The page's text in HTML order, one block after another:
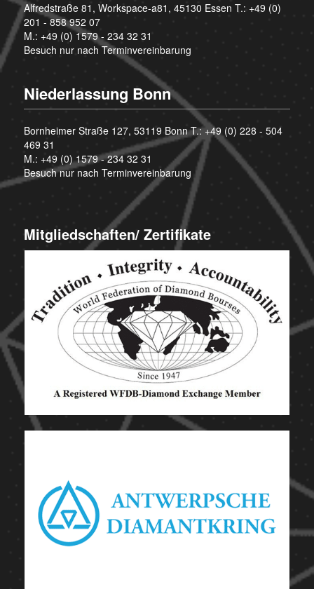
Alfredstraße 81, Workspace-a81, 45130 Essen T.: +49 (0)
201 - 858 952 07
M.: +49 (0) 1579 - 234 32 31
Besuch nur nach Terminvereinbarung
Niederlassung Bonn
Bornheimer Straße 127, 53119 Bonn T.:+49 (0) 228 - 504
469 31
M.: +49 (0) 1579 - 234 32 31
Besuch nur nach Terminvereinbarung
Mitgliedschaften/ Zertifikate